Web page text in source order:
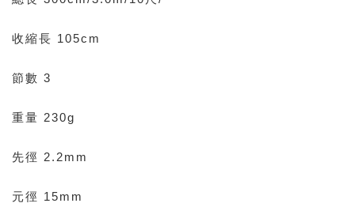
收縮長 105cm
節數 3
重量 230g
先徑 2.2mm
元徑 15mm